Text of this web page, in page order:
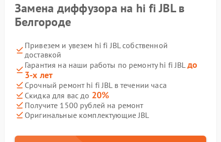
Замена диффузора на hi fi JBL в
Белгороде
Привезем и увезем hi fi JBL собственной
доставкой
Гарантия на наши работы по ремонту hi fi JBL до
3-х лет
Срочный ремонт hi fi JBL в течении часа
Скидка для вас до 20%
Получите 1500 рублей на ремонт
Оригинальные комплектующие JBL